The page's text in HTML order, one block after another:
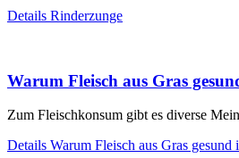
Details Rinderzunge
Warum Fleisch aus Gras
Zum Fleischkonsum gibt es diverse
Details Warum Fleisch aus Gras gesund